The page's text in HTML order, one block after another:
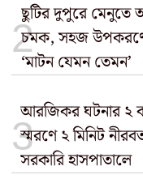
ছুটির দুপুরে
চমক, সহজ উপকরণে
‘মাটন যেমন তেমন’
আরজিকর ঘটনার ২
স্মরণে ২ মিনিট
সরকারি হাসপাতালে